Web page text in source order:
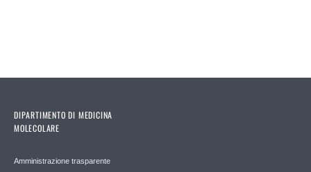
DIPARTIMENTO DI MEDICINA
MOLECOLARE
Amministrazione trasparente